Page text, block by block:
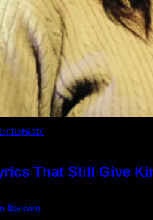
FILMMAGIC
That Still Give
Boisvert